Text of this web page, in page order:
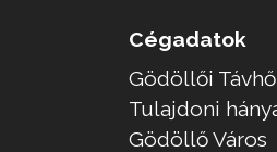
Cégadatok
Gödöllői
Tulajdoni
Gödöllő Város